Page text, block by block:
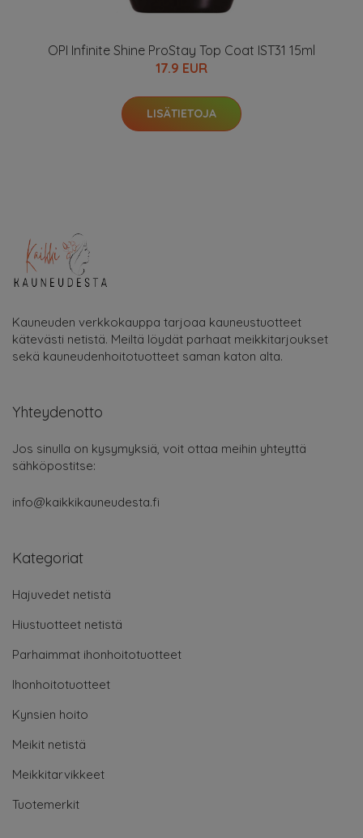
OPI Infinite Shine ProStay Top Coat IST31 15ml
17.9 EUR
LISÄTIETOJA
Kauneuden verkkokauppa tarjoaa kauneustuotteet
kätevästi netistä. Meiltä löydät parhaat meikkitarjoukset
sekä kauneudenhoitotuotteet saman katon alta.
Yhteydenotto
Jos sinulla on kysymyksiä, voit ottaa meihin yhteyttä
sähköpostitse:
info@kaikkikauneudesta.fi
Kategoriat
Hajuvedet netistä
Hiustuotteet netistä
Parhaimmat ihonhoitotuotteet
Ihonhoitotuotteet
Kynsien hoito
Meikit netistä
Meikkitarvikkeet
Tuotemerkit